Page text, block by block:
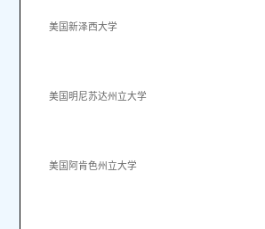
美国新泽西大学
美国明尼苏达州立大学
美国阿肯色州立大学